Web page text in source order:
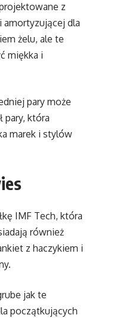
z
amortyzującej dla
żelu, ale te
miękka i
pary może
pary, która
marek i stylów
IMF Tech, która
również
z haczykiem i
jak te
początkujących